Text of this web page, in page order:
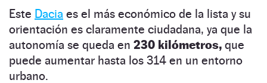
Este Dacia es el más económico de la lista y su
orientación es claramente ciudadana, ya que la
autonomía se queda en 230 kilómetros, que
puede aumentar hasta los 314 en un entorno
urbano.